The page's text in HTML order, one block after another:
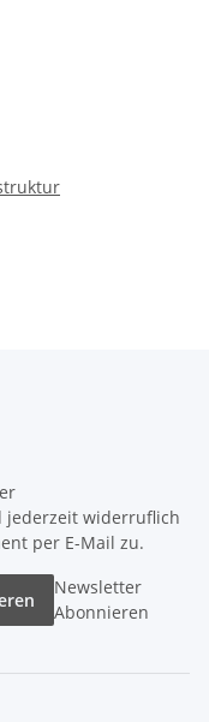
jederzeit widerruflich
per E-Mail zu.
Newsletter
Abonnieren